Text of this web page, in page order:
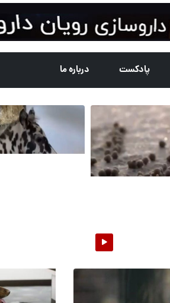
پادکست درباره ما